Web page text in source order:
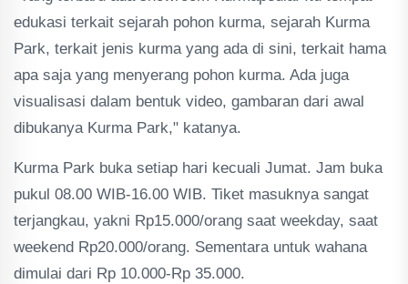
edukasi terkait sejarah pohon kurma, sejarah Kurma
Park, terkait jenis kurma yang ada di sini, terkait hama
apa saja yang menyerang pohon kurma. Ada juga
visualisasi dalam bentuk video, gambaran dari awal
dibukanya Kurma Park," katanya.
Kurma Park buka setiap hari kecuali Jumat. Jam buka
pukul 08.00 WIB-16.00 WIB. Tiket masuknya sangat
terjangkau, yakni Rp15.000/orang saat weekday, saat
weekend Rp20.000/orang. Sementara untuk wahana
dimulai dari Rp 10.000-Rp 35.000.